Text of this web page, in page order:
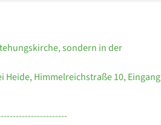
sondern in der
Himmelreichstraße 10, Eingang